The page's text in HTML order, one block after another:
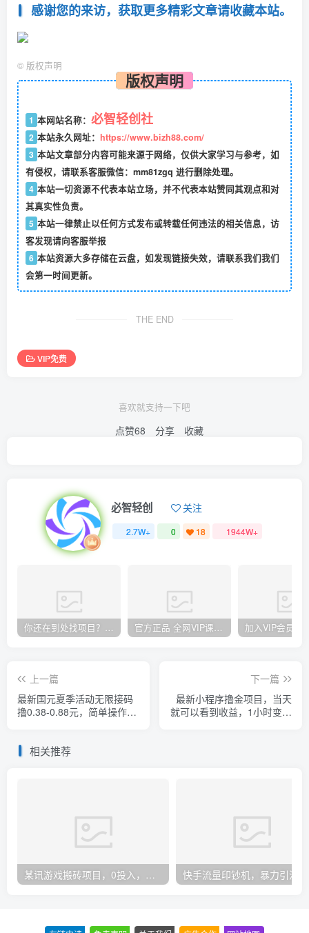
感谢您的来访，获取更多精彩文章请收藏本站。
© 版权声明
版权声明
1 本网站名称： 必智轻创社
2 本站永久网址： https://www.bizh88.com/
3 本站文章部分内容可能来源于网络，仅供大家学习与参考，如
有侵权，请联系客服微信：mm81zgq 进行删除处理。
4 本站一切资源不代表本站立场，并不代表本站赞同其观点和对
其真实性负责。
5 本站一律禁止以任何方式发布或转载任何违法的相关信息，访
客发现请向客服举报
6 本站资源大多存储在云盘，如发现链接失效，请联系我们我们
会第一时间更新。
THE END
VIP免费
喜欢就支持一下吧
点赞68 分享 收藏
必智轻创 关注
2.7W+ 0 18 1944W+
你还在到处找项目？还在当韭菜？我却靠卖项目一个月赚5万，曾经我也和你一样懵懂。 官方正品 全网VIP课程 无损下载~
上一篇
最新国元夏季活动无限接码
撸0.38-0.88元，简单操作红
下一篇
最新小程序撸金项目，当天
就可以看到收益，1小时变现
相关推荐
某讯游戏搬砖项目，0投入，可以挂机，轻松上手,月入3000+上不封顶